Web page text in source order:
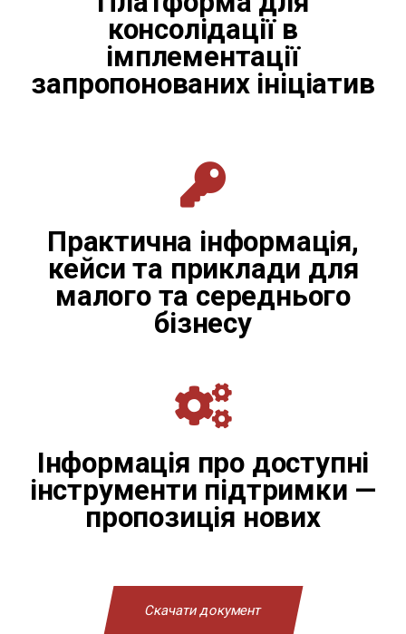
консолідації в
імплементації
запропонованих ініціатив
Практична інформація,
кейси та приклади для
малого та середнього
бізнесу
Інформація про доступні
інструменти підтримки —
пропозиція нових
Скачати документ